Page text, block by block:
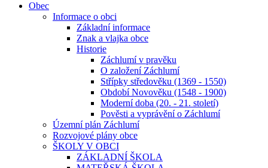
Obec
Informace o obci
Základní informace
Znak a vlajka obce
Historie
Záchlumí v pravěku
O založení Záchlumí
Střípky středověku (1369 - 1550)
Období Novověku (1548 - 1900)
Moderní doba (20. - 21. století)
Pověsti a vyprávění o Záchlumí
Územní plán Záchlumí
Rozvojové plány obce
ŠKOLY V OBCI
ZÁKLADNÍ ŠKOLA